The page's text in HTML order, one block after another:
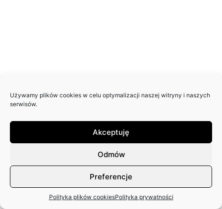
Używamy plików cookies w celu optymalizacji naszej witryny i naszych
serwisów.
Akceptuję
Odmów
Preferencje
Polityka plików cookiesPolityka prywatności